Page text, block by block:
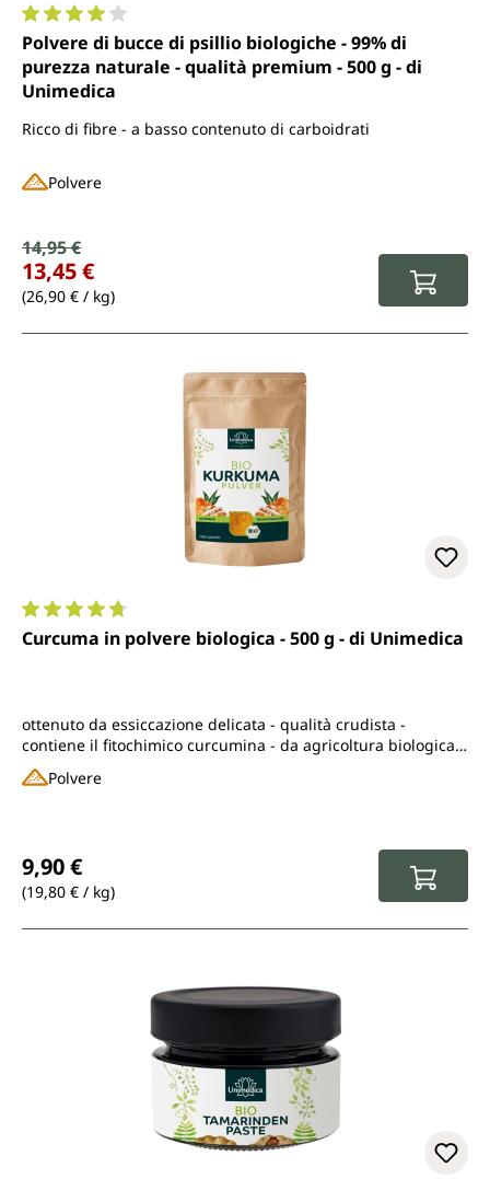
Valutazione media di 4 su 5 stelle
Polvere di bucce di psillio biologiche - 99% di
purezza naturale - qualità premium - 500 g - di
Unimedica
Ricco di fibre - a basso contenuto di carboidrati
Polvere
Prezzo di vendita:
Prezzo normale:
14,95 €
13,45 €
(26,90 € / kg)
Valutazione media di 4.8 su 5 stelle
Curcuma in polvere biologica - 500 g - di Unimedica
ottenuto da essiccazione delicata - qualità crudista -
contiene il fitochimico curcumina - da agricoltura biologica
controllata
Polvere
9,90 €
(19,80 € / kg)